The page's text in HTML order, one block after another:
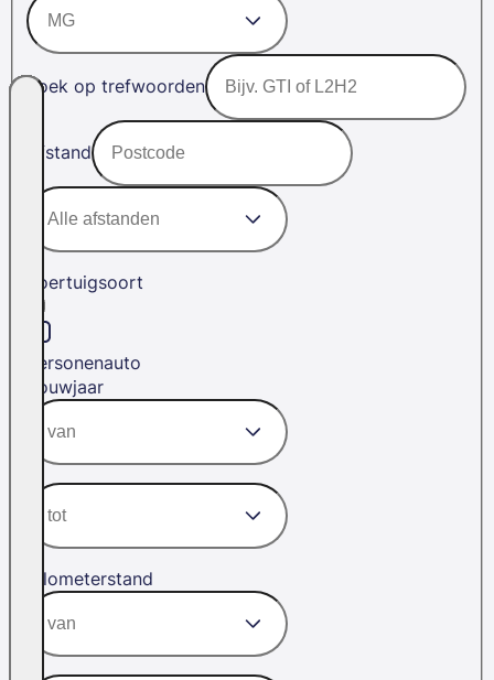
Zoek op trefwoorden
Afstand
Voertuigsoort
Personenauto
Bouwjaar
Kilometerstand